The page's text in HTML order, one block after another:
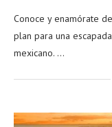
Conoce y enamórate
plan para una
mexicano. …